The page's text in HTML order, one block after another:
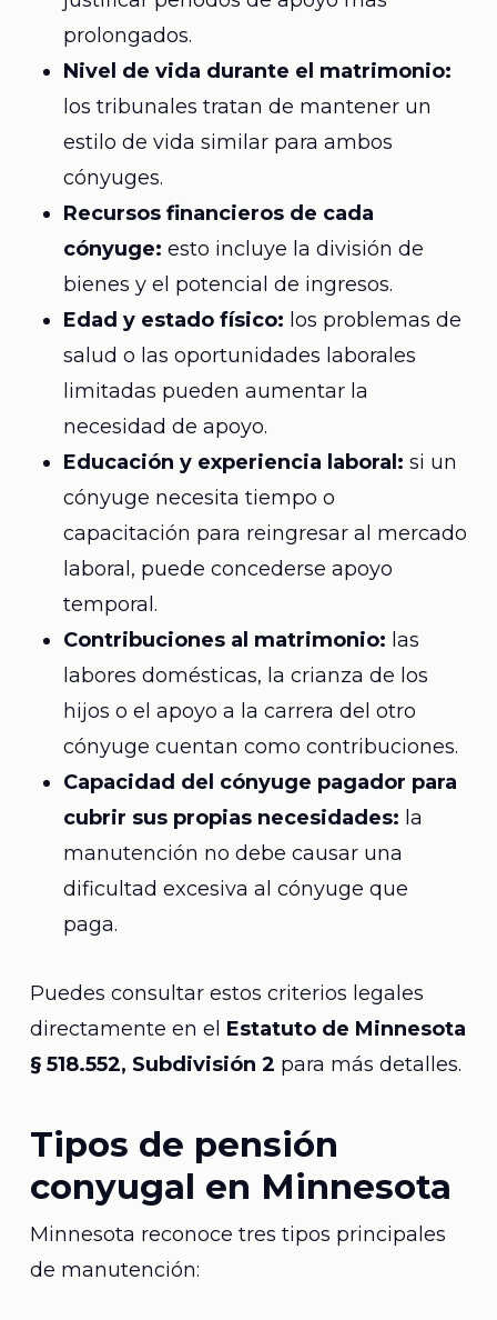
prolongados.
Nivel de vida durante el matrimonio:
los tribunales tratan de mantener un
estilo de vida similar para ambos
cónyuges.
Recursos financieros de cada
cónyuge: esto incluye la división de
bienes y el potencial de ingresos.
Edad y estado físico: los problemas de
salud o las oportunidades laborales
limitadas pueden aumentar la
necesidad de apoyo.
Educación y experiencia laboral: si un
cónyuge necesita tiempo o
capacitación para reingresar al mercado
laboral, puede concederse apoyo
temporal.
Contribuciones al matrimonio: las
labores domésticas, la crianza de los
hijos o el apoyo a la carrera del otro
cónyuge cuentan como contribuciones.
Capacidad del cónyuge pagador para
cubrir sus propias necesidades: la
manutención no debe causar una
dificultad excesiva al cónyuge que
paga.
Puedes consultar estos criterios legales
directamente en el Estatuto de Minnesota
§ 518.552, Subdivisión 2 para más detalles.
Tipos de pensión
conyugal en Minnesota
Minnesota reconoce tres tipos principales
de manutención: